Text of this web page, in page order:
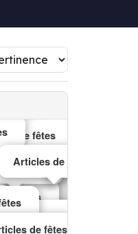
Articles de fêtes
de fêtes
fêtes
de fêtes
de fêtes
Articles de fêtes
de fêtes
fêtes